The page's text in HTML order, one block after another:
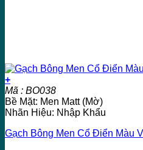
+
Mã : BO038
Bề Mặt: Men Matt (Mờ)
Nhãn Hiệu: Nhập Khẩu
Gạch Bông Men Cổ Điển Màu